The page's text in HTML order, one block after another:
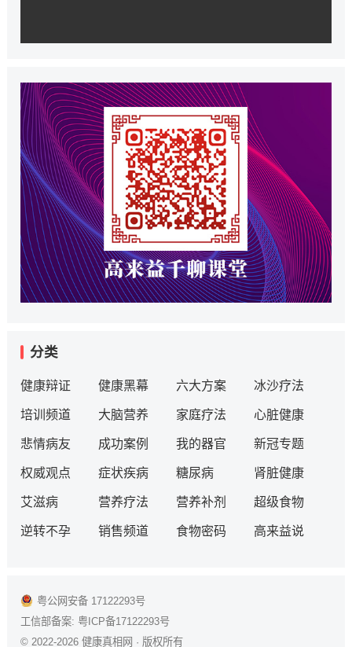
分类
健康辩证 健康黑幕 六大方案 冰沙疗法
培训频道 大脑营养 家庭疗法 心脏健康
悲情病友 成功案例 我的器官 新冠专题
权威观点 症状疾病 糖尿病 肾脏健康
艾滋病 营养疗法 营养补剂 超级食物
逆转不孕 销售频道 食物密码 高来益说
粤公网安备 17122293号
工信部备案: 粤ICP备17122293号
© 2022-2026 健康真相网 · 版权所有